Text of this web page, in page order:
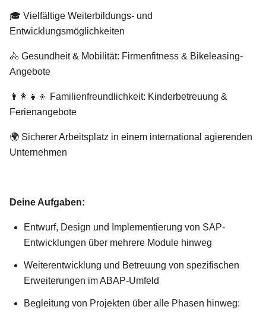
🎓 Vielfältige Weiterbildungs- und
Entwicklungsmöglichkeiten
🚴 Gesundheit & Mobilität: Firmenfitness & Bikeleasing-
Angebote
👨‍👩‍👧‍👦 Familienfreundlichkeit: Kinderbetreuung &
Ferienangebote
🌍 Sicherer Arbeitsplatz in einem international agierenden
Unternehmen
Deine Aufgaben:
Entwurf, Design und Implementierung von SAP-
Entwicklungen über mehrere Module hinweg
Weiterentwicklung und Betreuung von spezifischen
Erweiterungen im ABAP-Umfeld
Begleitung von Projekten über alle Phasen hinweg: